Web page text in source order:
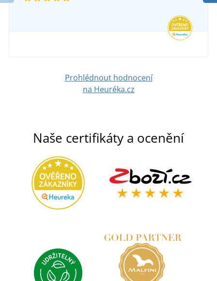
Prohlédnout hodnocení
na Heuréka.cz
Naše certifikáty a ocenění